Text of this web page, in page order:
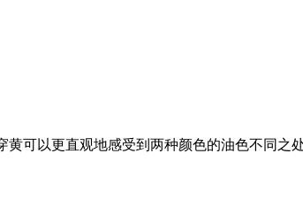
可以更直观地感受到两种颜色的油色不同之